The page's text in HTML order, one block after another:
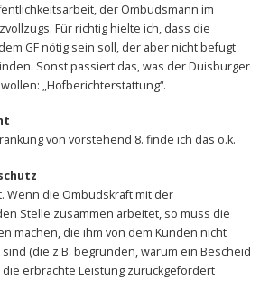
der Ombudsmann im
Für richtig hielte ich, dass die
GF nötig sein soll, der aber nicht befugt
Sonst passiert das, was der Duisburger
„Hofberichterstattung“.
von vorstehend 8. finde ich das o.k.
Wenn die Ombudskraft mit der
Stelle zusammen arbeitet, so muss die
machen, die ihm von dem Kunden nicht
(die z.B. begründen, warum ein Bescheid
erbrachte Leistung zurückgefordert